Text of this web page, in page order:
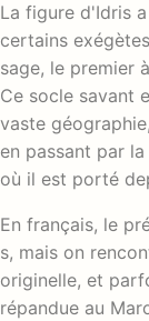
La figure d'Idris
certains
sage, le premier
Ce socle savant
vaste
en passant par
où il est porté
En français, le
s, mais on
originelle, et
répandue au